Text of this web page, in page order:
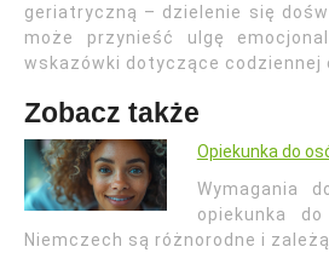
geriatryczną – dzielenie się
może przynieść ulgę
wskazówki dotyczące codziennej
Zobacz także
Opiekunka do
Wymagania
opiekunka
Niemczech są różnorodne i zależą